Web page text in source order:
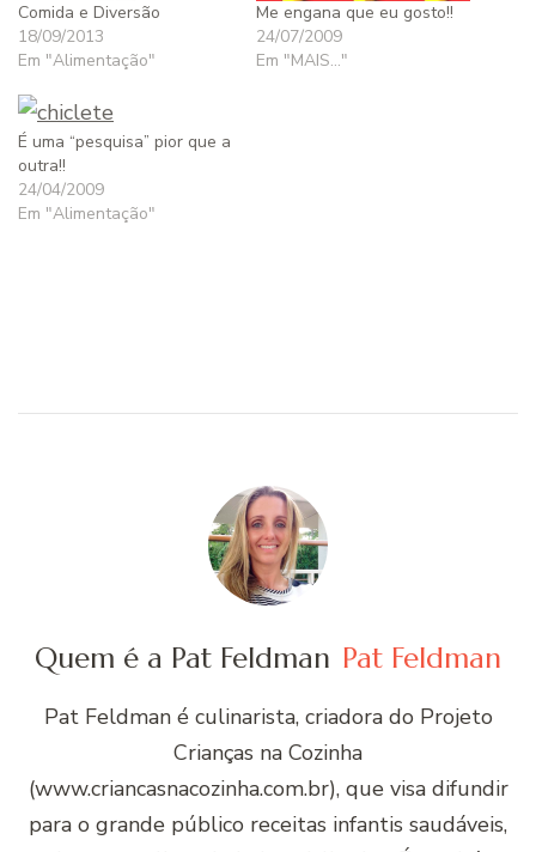
Comida e Diversão
18/09/2013
Em "Alimentação"
Me engana que eu gosto!!
24/07/2009
Em "MAIS..."
É uma “pesquisa” pior que a
outra!!
24/04/2009
Em "Alimentação"
Quem é a Pat Feldman Pat Feldman
Pat Feldman é culinarista, criadora do Projeto
Crianças na Cozinha
(www.criancasnacozinha.com.br), que visa difundir
para o grande público receitas infantis saudáveis,